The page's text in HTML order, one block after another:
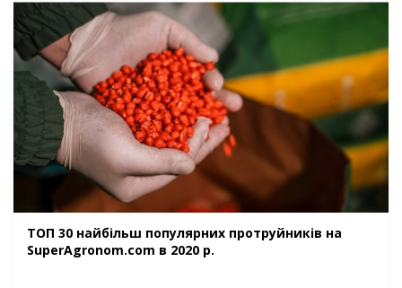
ТОП 30 найбільш популярних протруйників на
SuperAgronom.com в 2020 р.